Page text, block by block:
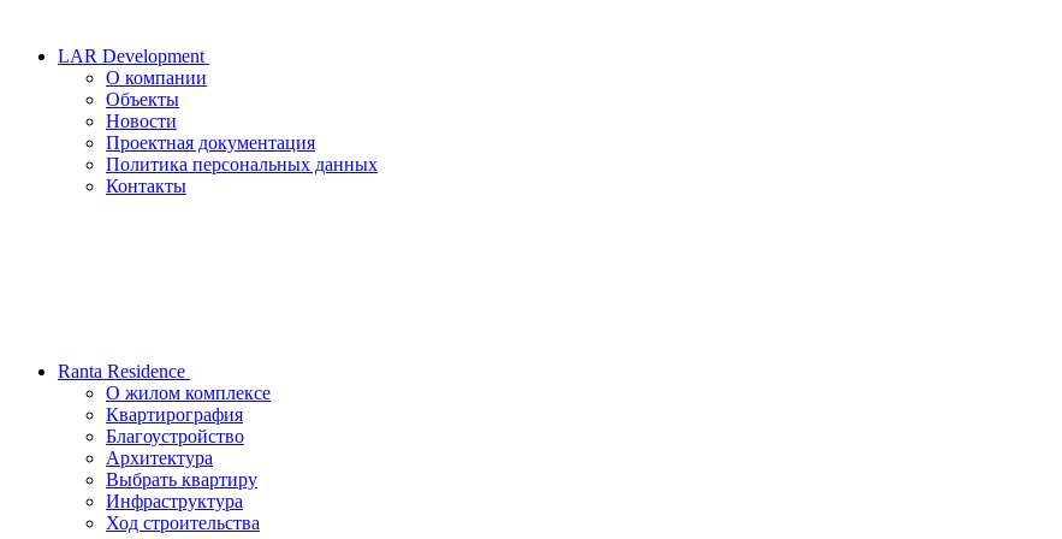
LAR Development
О компании
Объекты
Новости
Проектная документация
Политика персональных данных
Контакты
Ranta Residence
О жилом комплексе
Квартирография
Благоустройство
Архитектура
Выбрать квартиру
Инфраструктура
Ход строительства